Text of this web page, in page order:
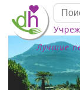
Лучшие